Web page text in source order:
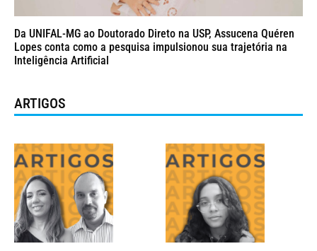
Da UNIFAL-MG ao Doutorado Direto na USP, Assucena Quéren
Lopes conta como a pesquisa impulsionou sua trajetória na
Inteligência Artificial
ARTIGOS